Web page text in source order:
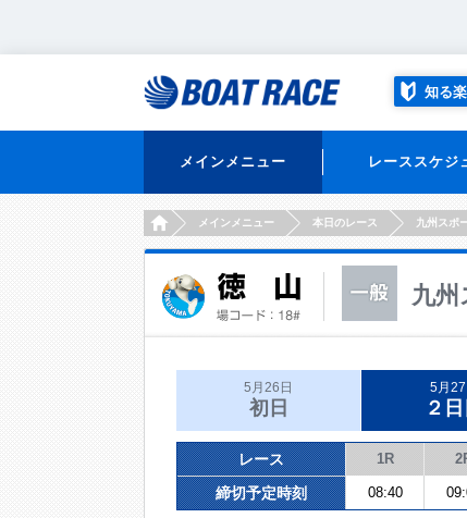
知る
メインメニュー レーススケジ
HOMEメインメニュー 本日のレース 九州スポ
九州
5月26日
初日
5月27
２日
レース 1R
締切予定時刻 08:40